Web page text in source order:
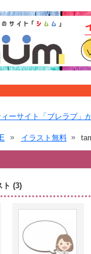
ーサイト「ブレラブ」
イラスト無料
ト (3)